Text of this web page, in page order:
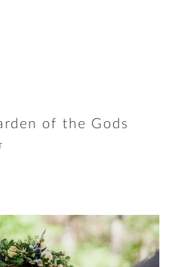
of the Gods